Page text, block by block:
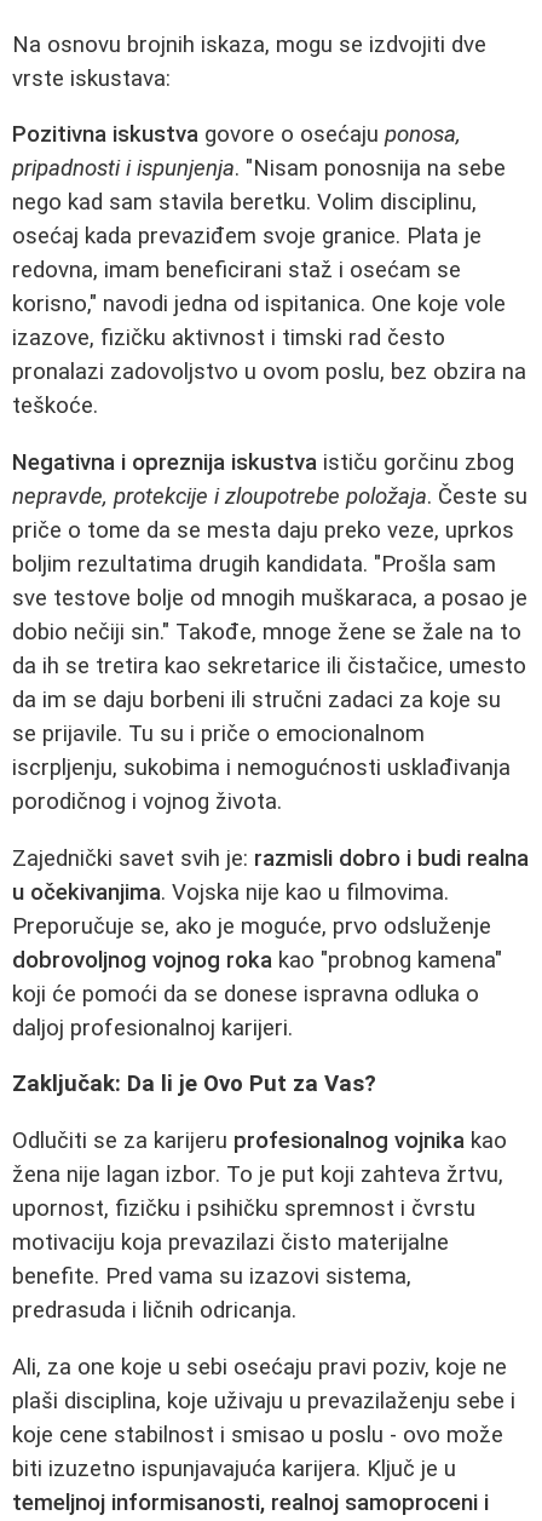
Na osnovu brojnih iskaza, mogu se izdvojiti dve
vrste iskustava:
Pozitivna iskustva govore o osećaju ponosa,
pripadnosti i ispunjenja. "Nisam ponosnija na sebe
nego kad sam stavila beretku. Volim disciplinu,
osećaj kada prevaziđem svoje granice. Plata je
redovna, imam beneficirani staž i osećam se
korisno," navodi jedna od ispitanica. One koje vole
izazove, fizičku aktivnost i timski rad često
pronalazi zadovoljstvo u ovom poslu, bez obzira na
teškoće.
Negativna i opreznija iskustva ističu gorčinu zbog
nepravde, protekcije i zloupotrebe položaja. Česte su
priče o tome da se mesta daju preko veze, uprkos
boljim rezultatima drugih kandidata. "Prošla sam
sve testove bolje od mnogih muškaraca, a posao je
dobio nečiji sin." Takođe, mnoge žene se žale na to
da ih se tretira kao sekretarice ili čistačice, umesto
da im se daju borbeni ili stručni zadaci za koje su
se prijavile. Tu su i priče o emocionalnom
iscrpljenju, sukobima i nemogućnosti usklađivanja
porodičnog i vojnog života.
Zajednički savet svih je: razmisli dobro i budi realna
u očekivanjima. Vojska nije kao u filmovima.
Preporučuje se, ako je moguće, prvo odsluženje
dobrovoljnog vojnog roka kao "probnog kamena"
koji će pomoći da se donese ispravna odluka o
daljoj profesionalnoj karijeri.
Zaključak: Da li je Ovo Put za Vas?
Odlučiti se za karijeru profesionalnog vojnika kao
žena nije lagan izbor. To je put koji zahteva žrtvu,
upornost, fizičku i psihičku spremnost i čvrstu
motivaciju koja prevazilazi čisto materijalne
benefite. Pred vama su izazovi sistema,
predrasuda i ličnih odricanja.
Ali, za one koje u sebi osećaju pravi poziv, koje ne
plaši disciplina, koje uživaju u prevazilaženju sebe i
koje cene stabilnost i smisao u poslu - ovo može
biti izuzetno ispunjavajuća karijera. Ključ je u
temeljnoj informisanosti, realnoj samoproceni i